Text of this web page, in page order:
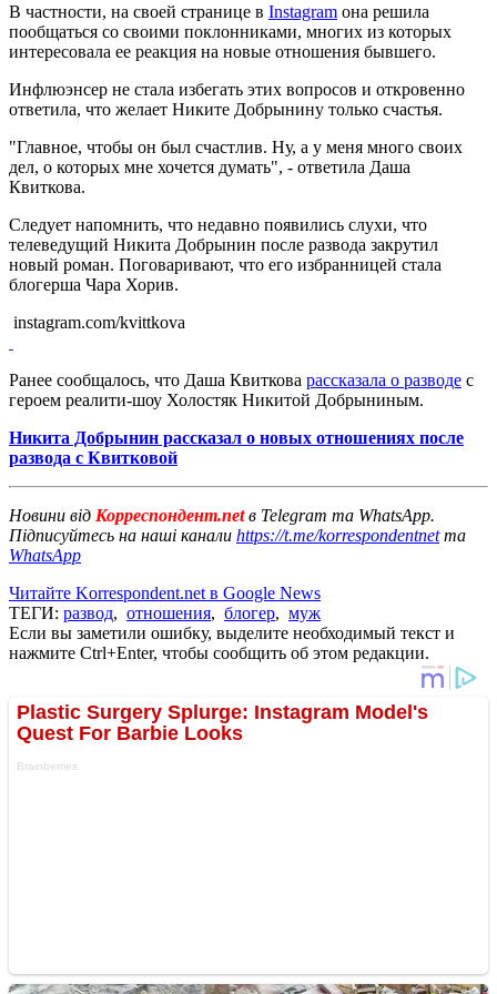
В частности, на своей странице в Instagram она решила
пообщаться со своими поклонниками, многих из которых
интересовала ее реакция на новые отношения бывшего.
Инфлюэнсер не стала избегать этих вопросов и откровенно
ответила, что желает Никите Добрынину только счастья.
"Главное, чтобы он был счастлив. Ну, а у меня много своих
дел, о которых мне хочется думать", - ответила Даша
Квиткова.
Следует напомнить, что недавно появились слухи, что
телеведущий Никита Добрынин после развода закрутил
новый роман. Поговаривают, что его избранницей стала
блогерша Чара Хорив.
instagram.com/kvittkova
Ранее сообщалось, что Даша Квиткова рассказала о разводе с
героем реалити-шоу Холостяк Никитой Добрыниным.
Никита Добрынин рассказал о новых отношениях после
развода с Квитковой
Новини від Корреспондент.netв Telegram та WhatsApp.
Підписуйтесь на наші канали https://t.me/korrespondentnetта
WhatsApp
Читайте Korrespondent.net в Google News
ТЕГИ: развод, отношения, блогер, муж
Если вы заметили ошибку, выделите необходимый текст и
нажмите Ctrl+Enter, чтобы сообщить об этом редакции.